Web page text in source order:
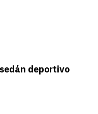
deportivo